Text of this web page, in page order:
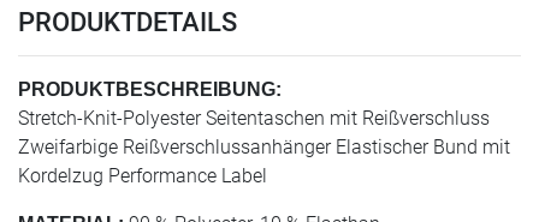
PRODUKTDETAILS
PRODUKTBESCHREIBUNG:
Stretch-Knit-Polyester Seitentaschen mit Reißverschluss
Zweifarbige Reißverschlussanhänger Elastischer Bund mit
Kordelzug Performance Label